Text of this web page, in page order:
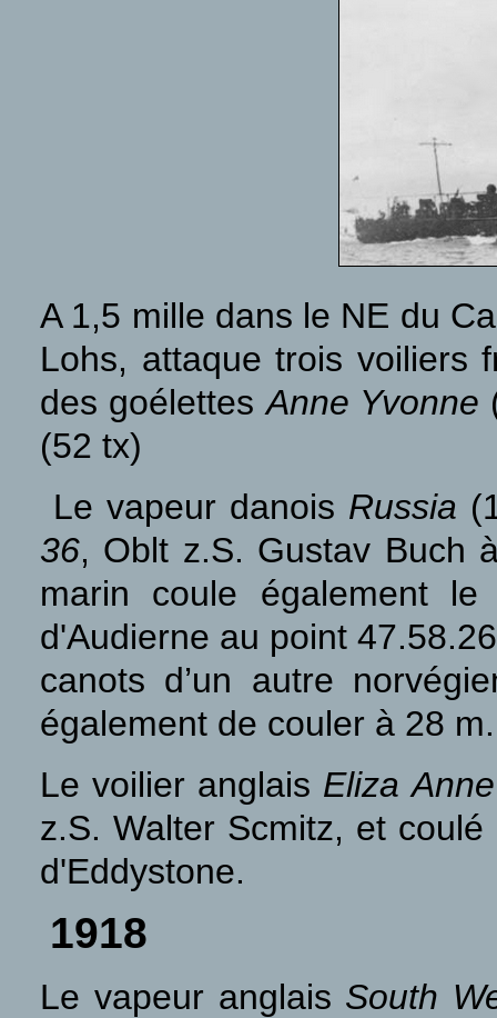
A 1,5 mille dans le NE du
Lohs, attaque trois voiliers
des goélettesAnne Yvonne
(52 tx)
Le vapeur danois Russia
36, Oblt z.S. Gustav Buch
marin coule également
d'Audierne au point
canots d’un autre
également de couler à 28
Le voilier anglais Eliza Anne
z.S. Walter Scmitz, et
d'Eddystone.
1918
Le vapeur anglais South